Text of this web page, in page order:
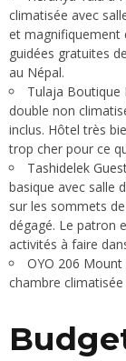
climatisée avec
et magnifiquement
guidées gratuites
au Népal.
Tulaja Boutique
double non
inclus. Hôtel très
trop cher pour ce
Tashidelek
basique avec salle
sur les sommets
dégagé. Le patron
activités à faire
OYO 206
chambre